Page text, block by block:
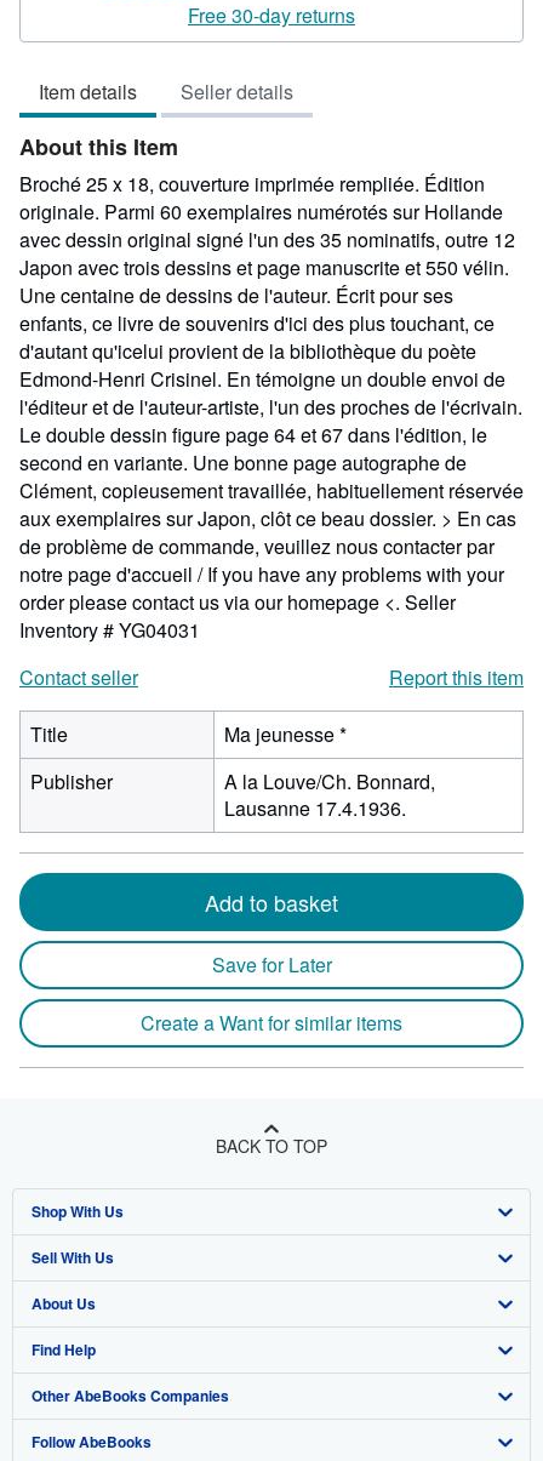
5
of
5
stars
Free 30-day returns
Item details Seller details
About this Item
Broché 25 x 18, couverture imprimée rempliée. Édition
originale. Parmi 60 exemplaires numérotés sur Hollande
avec dessin original signé l'un des 35 nominatifs, outre 12
Japon avec trois dessins et page manuscrite et 550 vélin.
Une centaine de dessins de l'auteur. Écrit pour ses
enfants, ce livre de souvenirs d'ici des plus touchant, ce
d'autant qu'icelui provient de la bibliothèque du poète
Edmond-Henri Crisinel. En témoigne un double envoi de
l'éditeur et de l'auteur-artiste, l'un des proches de l'écrivain.
Le double dessin figure page 64 et 67 dans l'édition, le
second en variante. Une bonne page autographe de
Clément, copieusement travaillée, habituellement réservée
aux exemplaires sur Japon, clôt ce beau dossier. > En cas
de problème de commande, veuillez nous contacter par
notre page d'accueil / If you have any problems with your
order please contact us via our homepage <. Seller
Inventory # YG04031
Contact seller
Report this item
Title
Ma jeunesse *
Publisher
A la Louve/Ch. Bonnard,
Lausanne 17.4.1936.
Add to basket
Save for Later
Create a Want for similar items
BACK TO TOP
Shop With Us
Advanced Search
Browse Collections
My Account
My Orders
View Basket
Sell With Us
Start Selling
Join Our Affiliate Program
Book Buyback
Refer a seller
About Us
About AbeBooks
Media
Careers
Find Help
Help
Customer Support
Other AbeBooks Companies
AbeBooks.co.uk
Follow AbeBooks